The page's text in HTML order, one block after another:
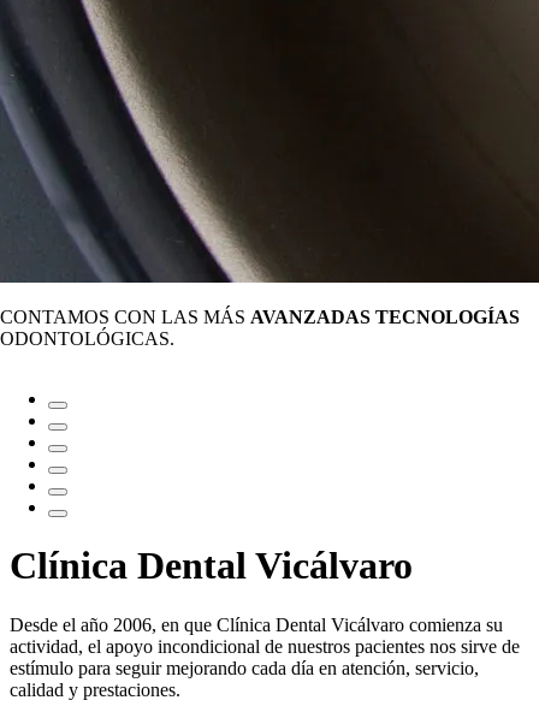
CONTAMOS CON LAS MÁS AVANZADAS TECNOLOGÍAS
ODONTOLÓGICAS.
Clínica Dental Vicálvaro
Desde el año 2006, en que Clínica Dental Vicálvaro comienza su
actividad, el apoyo incondicional de nuestros pacientes nos sirve de
estímulo para seguir mejorando cada día en atención, servicio,
calidad y prestaciones.